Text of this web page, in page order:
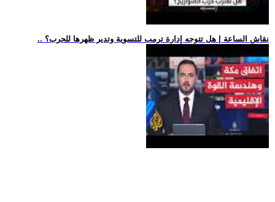
.. نقاش الساعة | هل تتوجه إدارة ترمب للتسوية وتدير ظهرها للحرب؟